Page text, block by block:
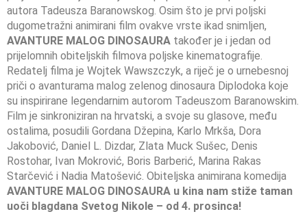
autora Tadeusza Baranowskog. Osim što je prvi poljski
dugometražni animirani film ovakve vrste ikad snimljen,
AVANTURE MALOG DINOSAURA također je i jedan od
prijelomnih obiteljskih filmova poljske kinematografije.
Redatelj filma je Wojtek Wawszczyk, a riječ je o urnebesnoj
priči o avanturama malog zelenog dinosaura Diplodoka koje
su inspirirane legendarnim autorom Tadeuszom Baranowskim.
Film je sinkroniziran na hrvatski, a svoje su glasove, među
ostalima, posudili Gordana Džepina, Karlo Mrkša, Dora
Jakobović, Daniel L. Dizdar, Zlata Muck Sušec, Denis
Rostohar, Ivan Mokrović, Boris Barberić, Marina Rakas
Starčević i Nadia Matošević. Obiteljska animirana komedija
AVANTURE MALOG DINOSAURA u kina nam stiže taman
uoči blagdana Svetog Nikole – od 4. prosinca!